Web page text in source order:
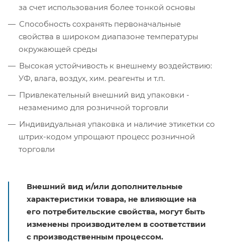
за счет использования более тонкой основы
Способность сохранять первоначальные
свойства в широком диапазоне температуры
окружающей среды
Высокая устойчивость к внешнему воздействию:
УФ, влага, воздух, хим. реагенты и т.п.
Привлекательный внешний вид упаковки -
незаменимо для розничной торговли
Индивидуальная упаковка и наличие этикетки со
штрих-кодом упрощают процесс розничной
торговли
Внешний вид и/или дополнительные
характеристики товара, не влияющие на
его потребительские свойства, могут быть
изменены производителем в соответствии
с производственным процессом.